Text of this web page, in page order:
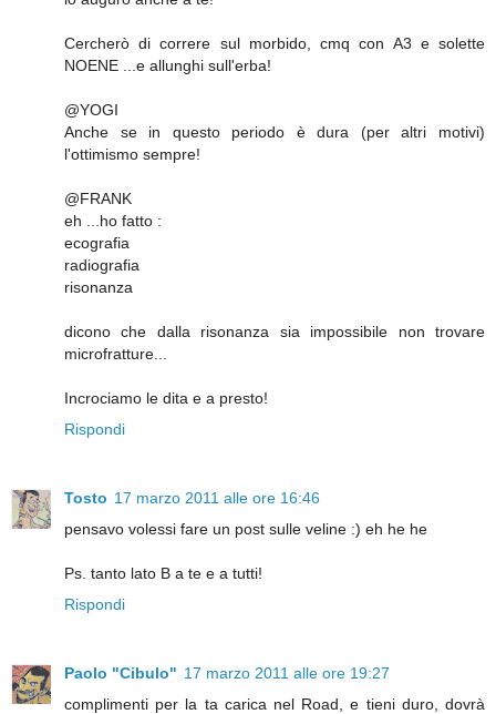
Cercherò di correre sul morbido, cmq con A3 e solette
NOENE ...e allunghi sull'erba!
@YOGI
Anche se in questo periodo è dura (per altri motivi)
l'ottimismo sempre!
@FRANK
eh ...ho fatto :
ecografia
radiografia
risonanza
dicono che dalla risonanza sia impossibile non trovare
microfratture...
Incrociamo le dita e a presto!
Rispondi
Tosto 17 marzo 2011 alle ore 16:46
pensavo volessi fare un post sulle veline :) eh he he
Ps. tanto lato B a te e a tutti!
Rispondi
Paolo "Cibulo" 17 marzo 2011 alle ore 19:27
complimenti per la ta carica nel Road, e tieni duro, dovrà